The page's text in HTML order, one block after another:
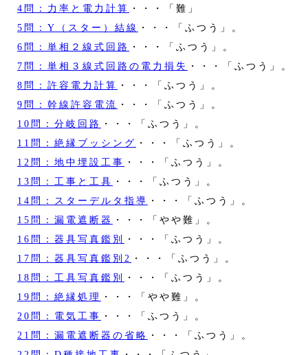
4問：力率と電力計算 ・・・「難」
5問：Y（スター）結線
・・・「ふつう」。
6問：単相２線式回路
・・・「ふつう」。
7問：単相３線式回路の電力損失
・・・「ふつう」。
8問：許容電力計算 ・・・「ふつう」。
9問：幹線許容電流 ・・・「ふつう」。
10問：分岐回路
・・・「ふつう」。
11問：絶縁ブッシング ・・・「ふつう」。
12問：地中埋設工事 ・・・「ふつう」。
13問：工事と工具 ・・・「ふつう」。
14問：スターデルタ指導 ・・・「ふつう」。
15問：漏電遮断器
・・・「やや難」。
16問：器具写真鑑別
・・・「ふつう」。
17問：器具写真鑑別2
・・・「ふつう」。
18問：工具写真鑑別
・・・「ふつう」。
19問：絶縁処理
・・・「やや難」。
20問：電気工事 ・・・「ふつう」。
21問：漏電遮断器の省略 ・・・「ふつう」。